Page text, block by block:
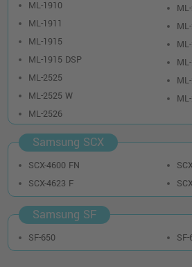
ML-1910
ML-1911
ML-1915
ML-1915 DSP
ML-2525
ML-2525 W
ML-2526
Samsung SCX
SCX-4600 FN
SCX-4623 F
Samsung SF
SF-650